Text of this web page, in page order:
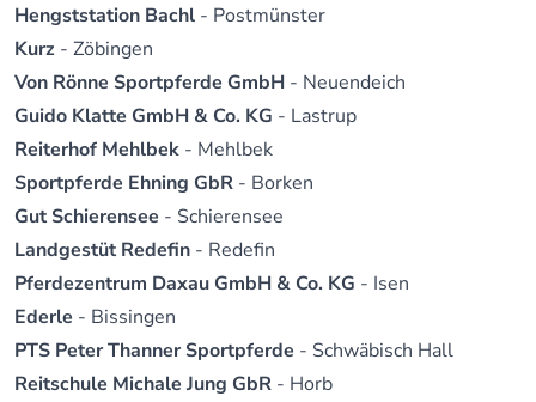
Hengststation Bachl - Postmünster
Kurz - Zöbingen
Von Rönne Sportpferde GmbH - Neuendeich
Guido Klatte GmbH & Co. KG - Lastrup
Reiterhof Mehlbek - Mehlbek
Sportpferde Ehning GbR - Borken
Gut Schierensee - Schierensee
Landgestüt Redefin - Redefin
Pferdezentrum Daxau GmbH & Co. KG - Isen
Ederle - Bissingen
PTS Peter Thanner Sportpferde - Schwäbisch Hall
Reitschule Michale Jung GbR - Horb